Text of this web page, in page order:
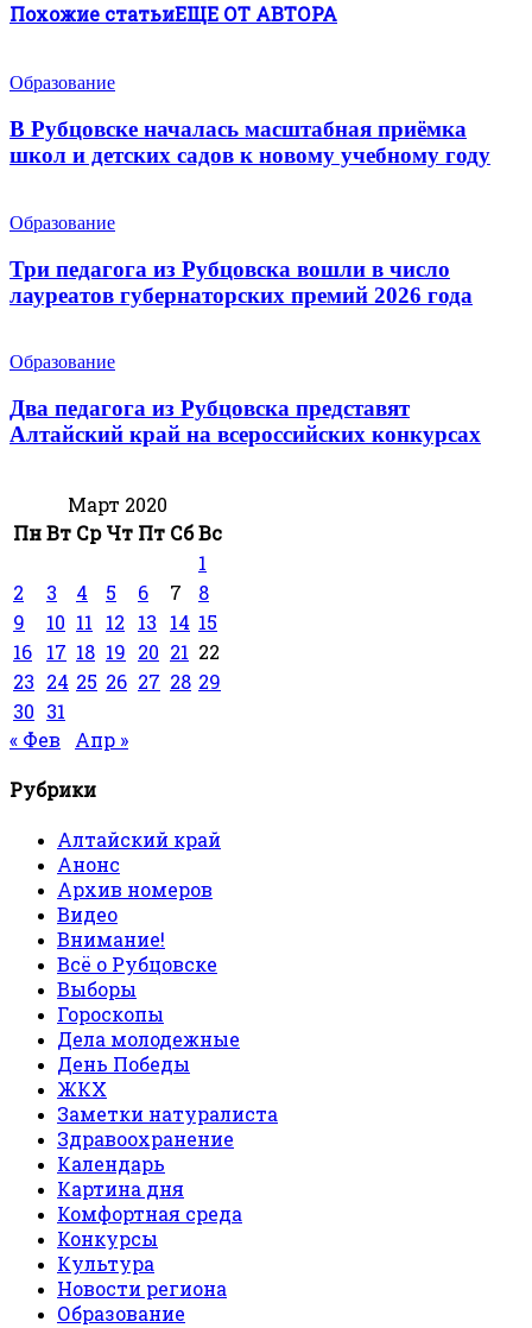
Похожие статьиЕЩЕ ОТ АВТОРА
Образование
В Рубцовске началась масштабная приёмка
школ и детских садов к новому учебному году
Образование
Три педагога из Рубцовска вошли в число
лауреатов губернаторских премий 2026 года
Образование
Два педагога из Рубцовска представят
Алтайский край на всероссийских конкурсах
Март 2020
ПнВт Ср Чт Пт СбВс
1
2
3 4 5 6 7
8
9
10 11 12 13 14 15
16
17 18 19 20 21 22
23 24 25 26 27 28 29
30 31
« Фев
Апр »
Рубрики
Алтайский край
Анонс
Архив номеров
Видео
Внимание!
Всё о Рубцовске
Выборы
Гороскопы
Дела молодежные
День Победы
ЖКХ
Заметки натуралиста
Здравоохранение
Календарь
Картина дня
Комфортная среда
Конкурсы
Культура
Новости региона
Образование